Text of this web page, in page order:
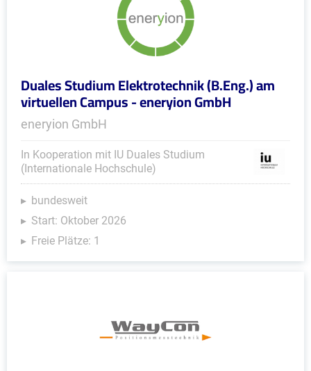
Duales Studium Elektrotechnik (B.Eng.) am
virtuellen Campus - eneryion GmbH
eneryion GmbH
In Kooperation mit IU Duales Studium
(Internationale Hochschule)
bundesweit
Start: Oktober 2026
Freie Plätze: 1